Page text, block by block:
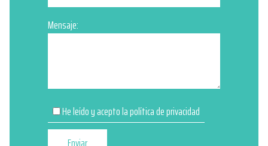
Mensaje:
He leído y acepto lapolítica de privacidad